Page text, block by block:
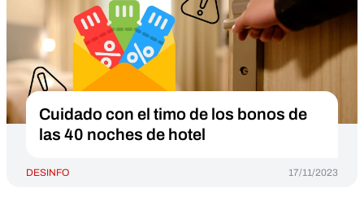
Cuidado con el timo de los bonos de
las 40 noches de hotel
DESINFO 17/11/2023